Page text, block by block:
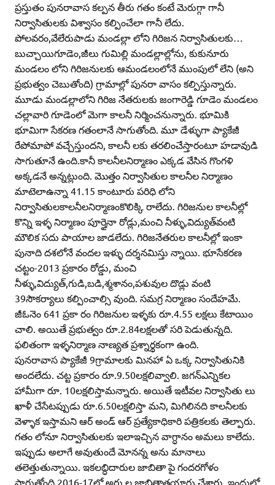
ప్రస్తుతం పునరావాస కల్పన తీరు గతం కంటే మెరుగ్గా గానీ
నిర్వాసితులకు విశ్వాసం కల్పించేలా గానీ లేదు.
పోలవరం,వేలేరుపాడు మండల్లా లోని గిరిజన నిర్వాసితులకు…
బుచ్చాయిగూడెం,జీలు గుమిల్లి మండల్లాల్లోను, కుకునూరు
మండలం లోని గిరిజనులకు ఆమండలంలోనే ముంపులో లేని (అని
ప్రభుత్వం చెబుతోంది) గ్రామాల్లో పునరా వాసం కల్పిస్తున్నారు.
మూడు మండల్లాలోని గిరిజ నేతరులకు జంగారెడ్డి గూడెం మండలం
చల్లావారి గూడెంలో మెగా కాలనీ నిర్మించనున్నారు. భూమికి
భూమిగా సేకరణ గతంలానే సాగుతోంది. మూ డేళ్ళుగా ప్యాకేజీ
రేపోమాపో వచ్చేస్తుందని, కాలనీ లకు తరలించేస్తారంటూ హడావుడి
సాగుతూనే ఉంది.కానీ కాలనీలనిర్మాణం ఎక్కడ వేసిన గొంగళి
అక్కడనే అన్నట్లుంది. మొత్తం నిర్వాసితుల కాలనీల నిర్మాణం
మాటెలాఉన్నా 41.15 కాంటూరు పరిధి లోని
నిర్వాసితులకాలనీలనిర్మాణంకొలిక్కి రాలేదు. గిరిజనుల కాలనీల్లో
కొన్ని ఇళ్ళ నిర్మాణం పూర్తైనా రోడ్లు,మంచి నీళ్ళు,విద్యుత్‌వంటి
మౌలిక సదు పాయాల జాడలేదు. గిరిజనేతరుల కాలనీల్లో ఇంకా
పునాది దశలోనే వందల ఇళ్ళు దర్శనమిస్తు న్నాయి. భూసేకరణ
చట్టం-2013 ప్రకారం రోడ్డు, మంచి
నీళ్ళు,విద్యుత్‌,గుడి,బడి,శ్మశానం,పశువుల దొడ్లు వంటి
39సౌకర్యాలు కల్పించాల్సి వుంది. సమగ్ర నిర్మాణం సందేహమే.
జీఓనెం 641 ప్రకా రం గిరిజనుల ఇళ్ళకు రూ.4.55 లక్షలు కేటాయిం
చాలి. అయితే ప్రభుత్వం రూ.2.84లక్షలతో సరి పెడుతున్నది.
ఫలితంగా ఇళ్ళనిర్మాణ నాణ్యత ప్రశ్నార్థకంగా ఉంది.
పునరావాస ప్యాకేజీ 9గ్రామాలకు మినహా ఏ ఒక్క నిర్వాసితునికి
అందలేదు. చట్ట ప్రకారం రూ.9.50లక్షలివ్వాలి. జగన్‌ఎన్నికల
హామీగా రూ. 10లక్షలిస్తామన్నారు. అయితే ఇటీవల నిర్వాసితు లు
ఖాళీ చేసేటప్పుడు రూ.6.50లక్షలిస్తా మని, మిగిలినది కాలనీలకు
వెళ్ళాక ఇస్తామని ఆర్‌ అండ్‌ ఆర్‌ ప్రత్యేకాధికారి పత్రికలకు తెల్పారు.
గతం లోనూ నిర్వాసితులకు ఇలాఇచ్చిన వాగ్ధానం అమలు కాలేదు.
ఇప్పుడు అలాగే అవుతుందే మోనన్న అను మానాలు
తలెత్తుతున్నాయి. ఇకలబ్ధిదారుల జాబితా పై గందరగోళం
సాగుతోంది.2016-17లో అర్హు ల జాబితాతయారు చేశారు. ఇందులో